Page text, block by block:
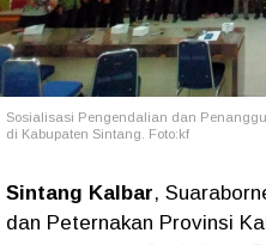
Sosialisasi Pengendalian dan
di Kabupaten Sintang. Foto:kf
Sintang Kalbar,
dan Peternakan Provinsi